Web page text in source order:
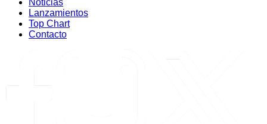
Noticias
Lanzamientos
Top Chart
Contacto